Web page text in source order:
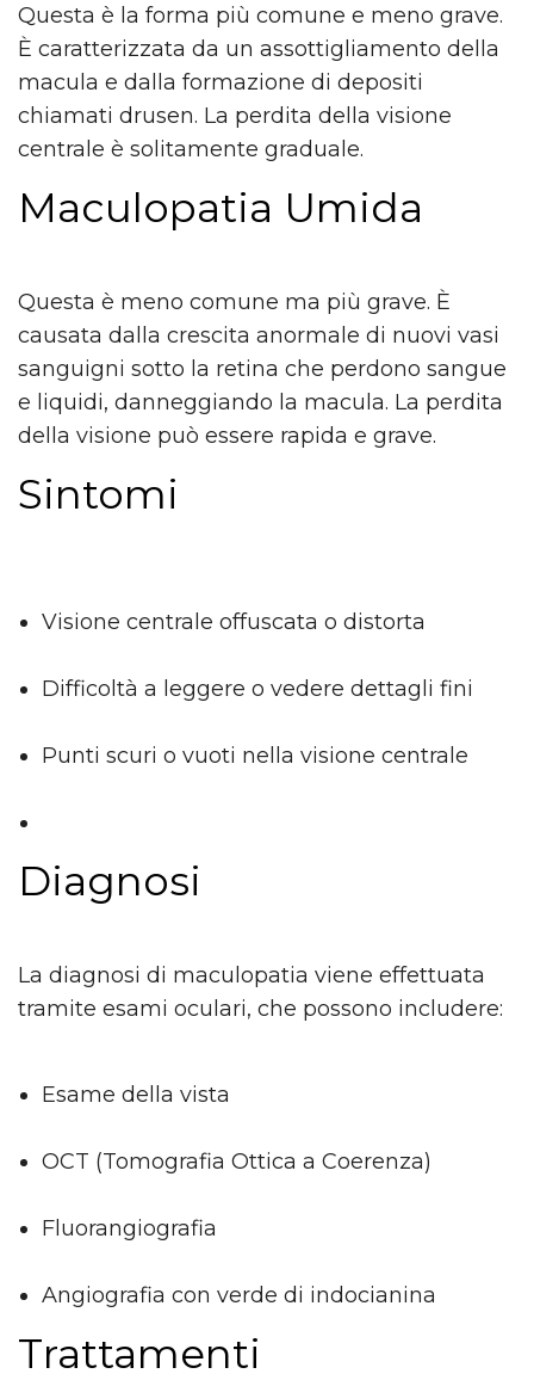
Questa è la forma più comune e meno grave.
È caratterizzata da un assottigliamento della
macula e dalla formazione di depositi
chiamati drusen. La perdita della visione
centrale è solitamente graduale.
Maculopatia Umida
Questa è meno comune ma più grave. È
causata dalla crescita anormale di nuovi vasi
sanguigni sotto la retina che perdono sangue
e liquidi, danneggiando la macula. La perdita
della visione può essere rapida e grave.
Sintomi
Visione centrale offuscata o distorta
Difficoltà a leggere o vedere dettagli fini
Punti scuri o vuoti nella visione centrale
Diagnosi
La diagnosi di maculopatia viene effettuata
tramite esami oculari, che possono includere:
Esame della vista
OCT (Tomografia Ottica a Coerenza)
Fluorangiografia
Angiografia con verde di indocianina
Trattamenti